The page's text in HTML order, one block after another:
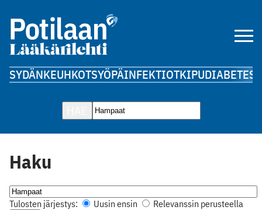
SYDÄNKEUHKOTSYÖPÄINFEKTIOTKIPUDIABETES
Haku
Tulosten järjestys: Uusin ensin
Relevanssin perusteella